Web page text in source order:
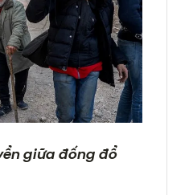
giữa đống đổ